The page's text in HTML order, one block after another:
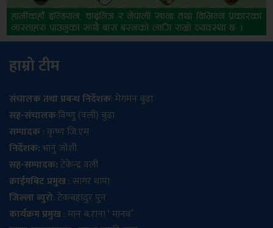
हाम्रो टीम
संचालक तथा प्रबन्ध निर्देशक: मेगमन बुढा
सह-संचालक:विष्णु (वली) बुढा
सम्पादक: कृष्ण जि.एम
निर्देशक:भानु जोशी
सह-सम्पादक:टेकेन्द्र वली
क्राईमबिट प्रमुख: सागर थापा
जिल्ला ब्युरो: टेकबहादुर पुन
कार्यक्रम प्रमुख: मान ब.राना ‘ मानव’